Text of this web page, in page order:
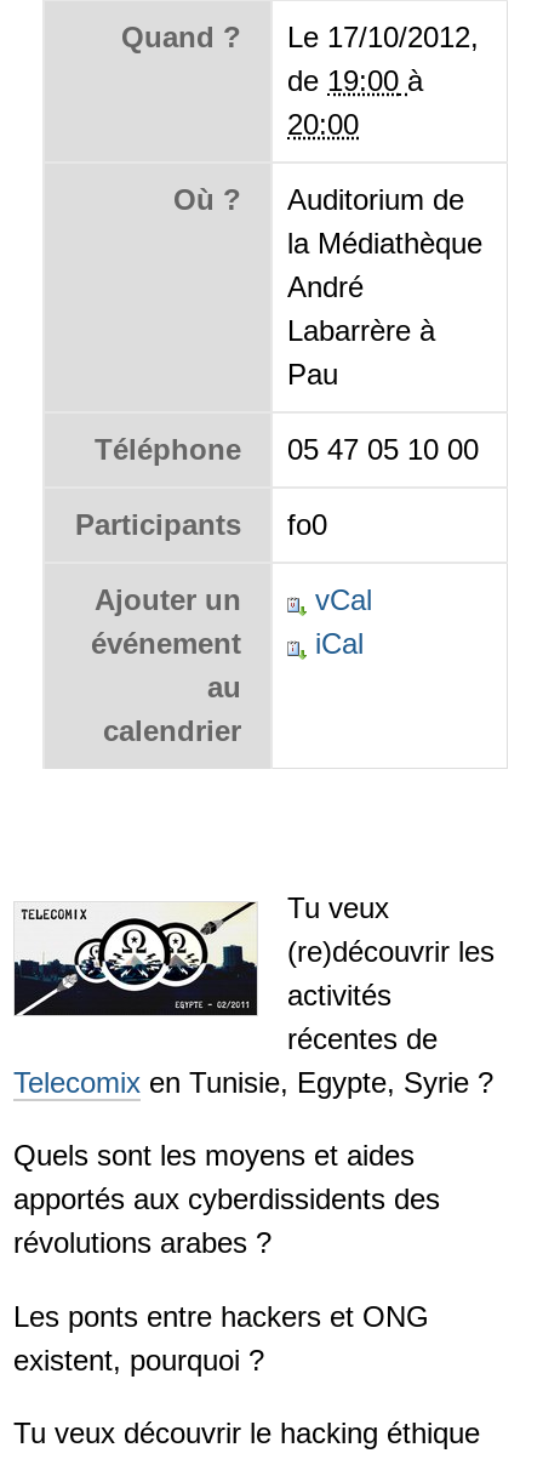
Quand ?
Le 17/10/2012,
de 19:00 à
20:00
Où ?
Auditorium de
la Médiathèque
André
Labarrère à
Pau
Téléphone 05 47 05 10 00
Participants fo0
Ajouter un
événement
au
calendrier
vCal
iCal
Tu veux
(re)découvrir les
activités
récentes de
Telecomixen Tunisie, Egypte, Syrie ?
Quels sont les moyens et aides
apportés aux cyberdissidents des
révolutions arabes ?
Les ponts entre hackers et ONG
existent, pourquoi ?
Tu veux découvrir le hacking éthique